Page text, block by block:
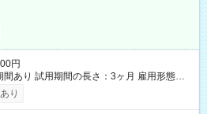
円
間あり 試用期間の長さ：3ヶ月 雇用形態、
です。
り